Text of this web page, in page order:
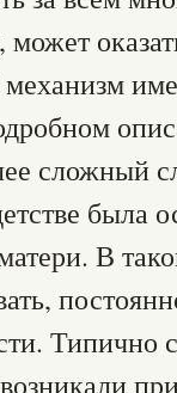
сложный
была
В
Типично